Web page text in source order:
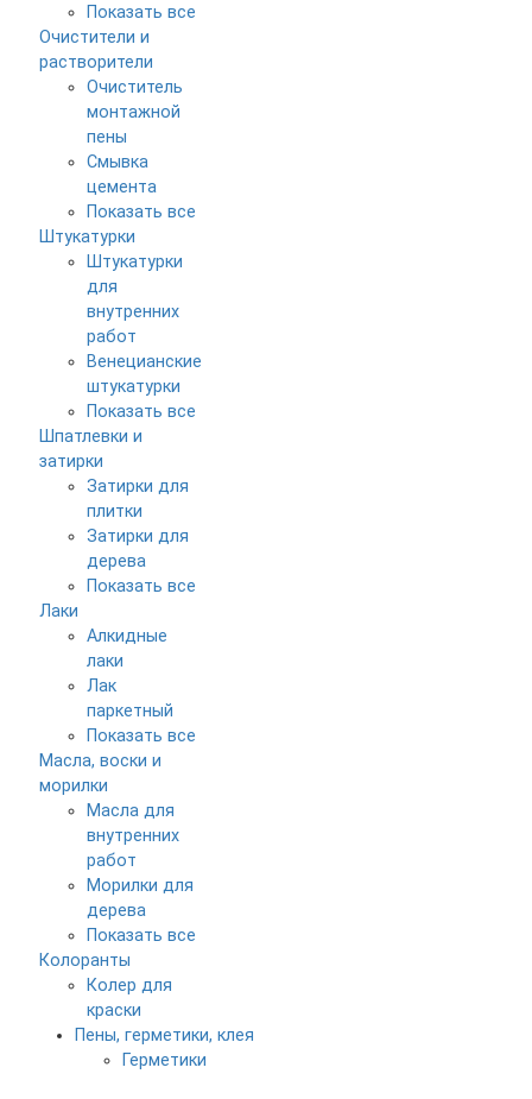
Показать все
Очистители и
растворители
Очиститель
монтажной
пены
Смывка
цемента
Показать все
Штукатурки
Штукатурки
для
внутренних
работ
Венецианские
штукатурки
Показать все
Шпатлевки и
затирки
Затирки для
плитки
Затирки для
дерева
Показать все
Лаки
Алкидные
лаки
Лак
паркетный
Показать все
Масла, воски и
морилки
Масла для
внутренних
работ
Морилки для
дерева
Показать все
Колоранты
Колер для
краски
Пены, герметики, клея
Герметики